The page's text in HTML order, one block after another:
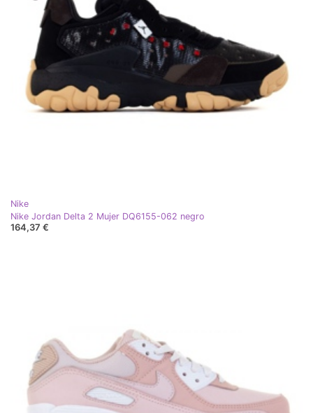
Nike
Nike Jordan Delta 2 Mujer DQ6155-062 negro
164,37 €